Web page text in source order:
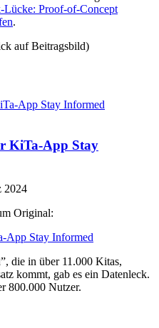
Proof-of-Concept
.
auf Beitragsbild)
KiTa-App Stay
2024
Original:
App Stay Informed
die in über 11.000 Kitas,
kommt, gab es ein Datenleck.
800.000 Nutzer.